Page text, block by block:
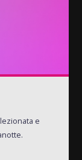
e